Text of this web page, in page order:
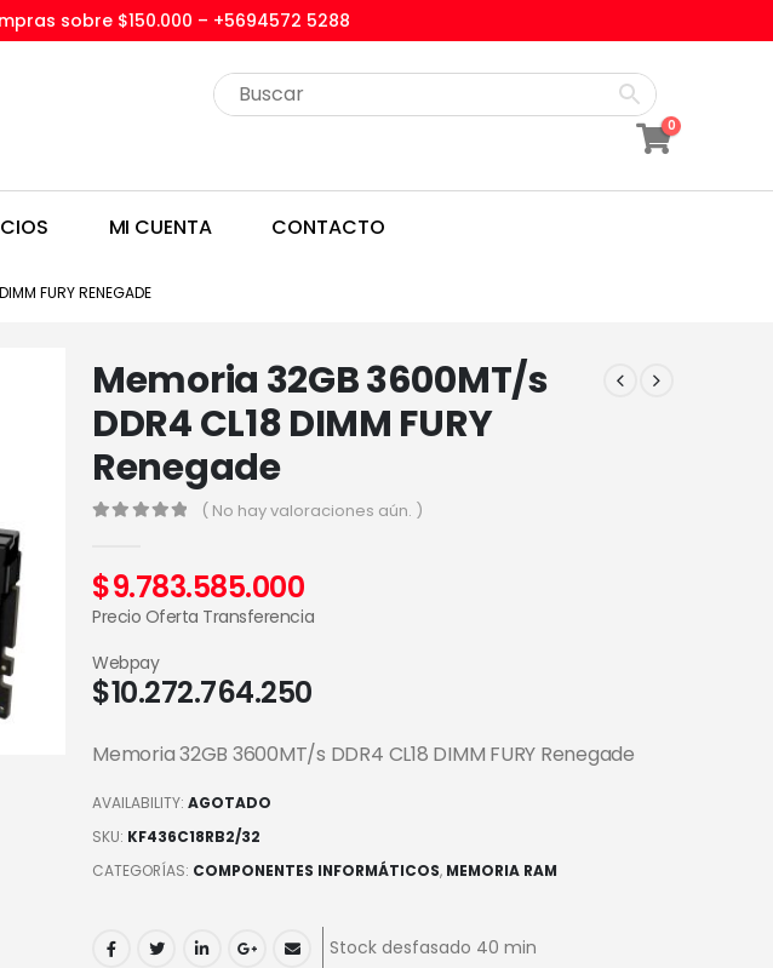
sobre $150.000 – +5694572 5288
0
MI CUENTA CONTACTO
FURY RENEGADE
Memoria 32GB 3600MT/s
DDR4 CL18 DIMM FURY
Renegade
( No hay valoraciones aún. )
$9.783.585.000
Precio Oferta Transferencia
$10.272.764.250
Webpay
Memoria 32GB 3600MT/s DDR4 CL18 DIMM FURY Renegade
AVAILABILITY: AGOTADO
SKU: KF436C18RB2/32
CATEGORÍAS: COMPONENTES INFORMÁTICOS, MEMORIA RAM
Stock desfasado 40 min